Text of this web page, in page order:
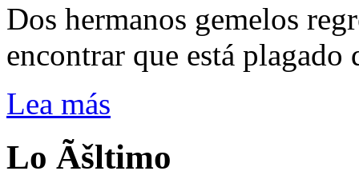
Dos hermanos gemelos
encontrar que está
Lea más
Lo Ãšltimo